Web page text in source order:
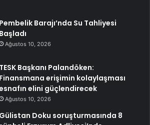
Pembelik Barajı’nda Su Tahliyesi
Başladı
Ağustos 10, 2026
TESK Başkanı Palandöken:
Finansmana erişimin kolaylaşması
elini güçlendirecek
Ağustos 10, 2026
Gülistan Doku soruşturmasında 8